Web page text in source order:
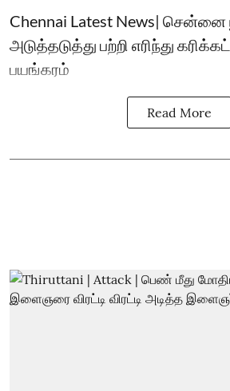
Chennai Latest News| சென்னை
அடுத்தடுத்து பற்றி எரிந்து
பயங்கரம்
Read More